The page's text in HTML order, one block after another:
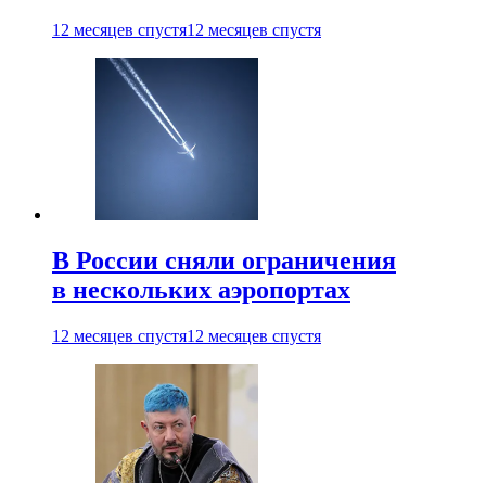
12 месяцев спустя12 месяцев спустя
В России сняли ограничения
в нескольких аэропортах
12 месяцев спустя12 месяцев спустя